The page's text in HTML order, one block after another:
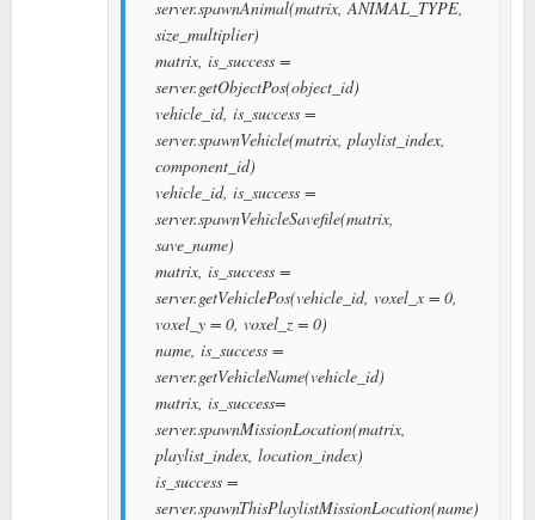
server.spawnAnimal(matrix, ANIMAL_TYPE,
size_multiplier)
matrix, is_success =
server.getObjectPos(object_id)
vehicle_id, is_success =
server.spawnVehicle(matrix, playlist_index,
component_id)
vehicle_id, is_success =
server.spawnVehicleSavefile(matrix,
save_name)
matrix, is_success =
server.getVehiclePos(vehicle_id, voxel_x = 0,
voxel_y = 0, voxel_z = 0)
name, is_success =
server.getVehicleName(vehicle_id)
matrix, is_success=
server.spawnMissionLocation(matrix,
playlist_index, location_index)
is_success =
server.spawnThisPlaylistMissionLocation(name)